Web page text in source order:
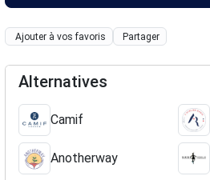
Ajouter à vos favoris Partager
Alternatives
Camif
Anotherway